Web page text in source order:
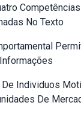
No Texto
De Individuos
De